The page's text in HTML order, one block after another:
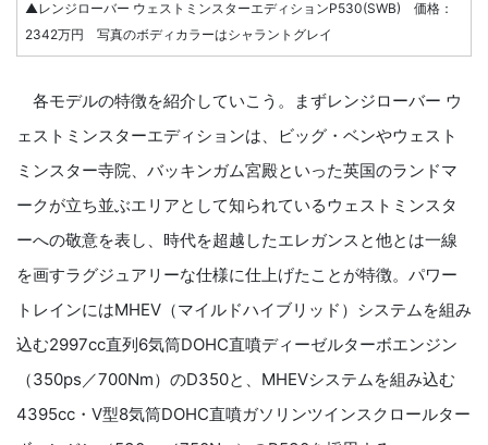
▲レンジローバー ウェストミンスターエディションP530(SWB) 価格：
2342万円 写真のボディカラーはシャラントグレイ
各モデルの特徴を紹介していこう。まずレンジローバー ウ
ェストミンスターエディションは、ビッグ・ベンやウェスト
ミンスター寺院、バッキンガム宮殿といった英国のランドマ
ークが立ち並ぶエリアとして知られているウェストミンスタ
ーへの敬意を表し、時代を超越したエレガンスと他とは一線
を画すラグジュアリーな仕様に仕上げたことが特徴。パワー
トレインにはMHEV（マイルドハイブリッド）システムを組み
込む2997cc直列6気筒DOHC直噴ディーゼルターボエンジン
（350ps／700Nm）のD350と、MHEVシステムを組み込む
4395cc・V型8気筒DOHC直噴ガソリンツインスクロールター